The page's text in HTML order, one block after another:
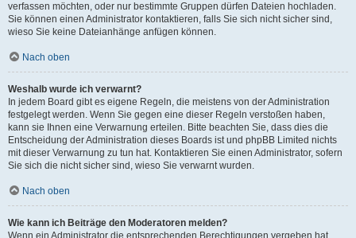
verfassen möchten, oder nur bestimmte Gruppen dürfen Dateien hochladen.
Sie können einen Administrator kontaktieren, falls Sie sich nicht sicher sind,
wieso Sie keine Dateianhänge anfügen können.
Nach oben
Weshalb wurde ich verwarnt?
In jedem Board gibt es eigene Regeln, die meistens von der Administration
festgelegt werden. Wenn Sie gegen eine dieser Regeln verstoßen haben,
kann sie Ihnen eine Verwarnung erteilen. Bitte beachten Sie, dass dies die
Entscheidung der Administration dieses Boards ist und phpBB Limited nichts
mit dieser Verwarnung zu tun hat. Kontaktieren Sie einen Administrator, sofern
Sie sich die nicht sicher sind, wieso Sie verwarnt wurden.
Nach oben
Wie kann ich Beiträge den Moderatoren melden?
Wenn ein Administrator die entsprechenden Berechtigungen vergeben hat,